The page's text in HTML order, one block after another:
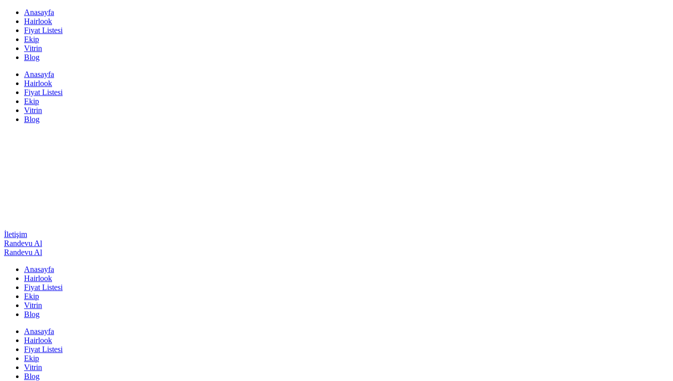
Anasayfa
Hairlook
Fiyat Listesi
Ekip
Vitrin
Blog
Anasayfa
Hairlook
Fiyat Listesi
Ekip
Vitrin
Blog
İletişim
Randevu Al
Randevu Al
Anasayfa
Hairlook
Fiyat Listesi
Ekip
Vitrin
Blog
Anasayfa
Hairlook
Fiyat Listesi
Ekip
Vitrin
Blog